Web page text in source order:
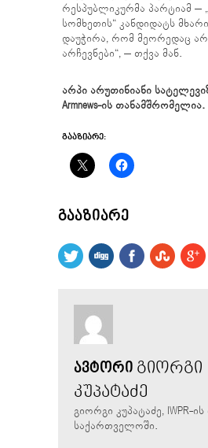
რესპუბლიკურმა პარტიამ –
სომხეთის“ კანდიდატს
დაუჭირა, რომ მეორედაც არ
არჩევნები“, – თქვა მან.
არპი არუთინიანი
Armnews-ის თანამშრომელია.
ᲒᲐᲐᲖᲘᲐᲠᲔ:
ᲒᲐᲐᲖᲘᲐᲠᲔ
ᲐᲕᲢᲝᲠᲘ ᲒᲘᲝᲠᲒᲘ
ᲙᲣᲞᲐᲢᲐᲫᲔ
გიორგი კუპატაძე, IWPR-
საქართველოში.